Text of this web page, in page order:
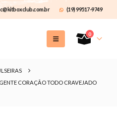
(19) 99517-9749
0
CORAÇÃO TODO CRAVEJADO